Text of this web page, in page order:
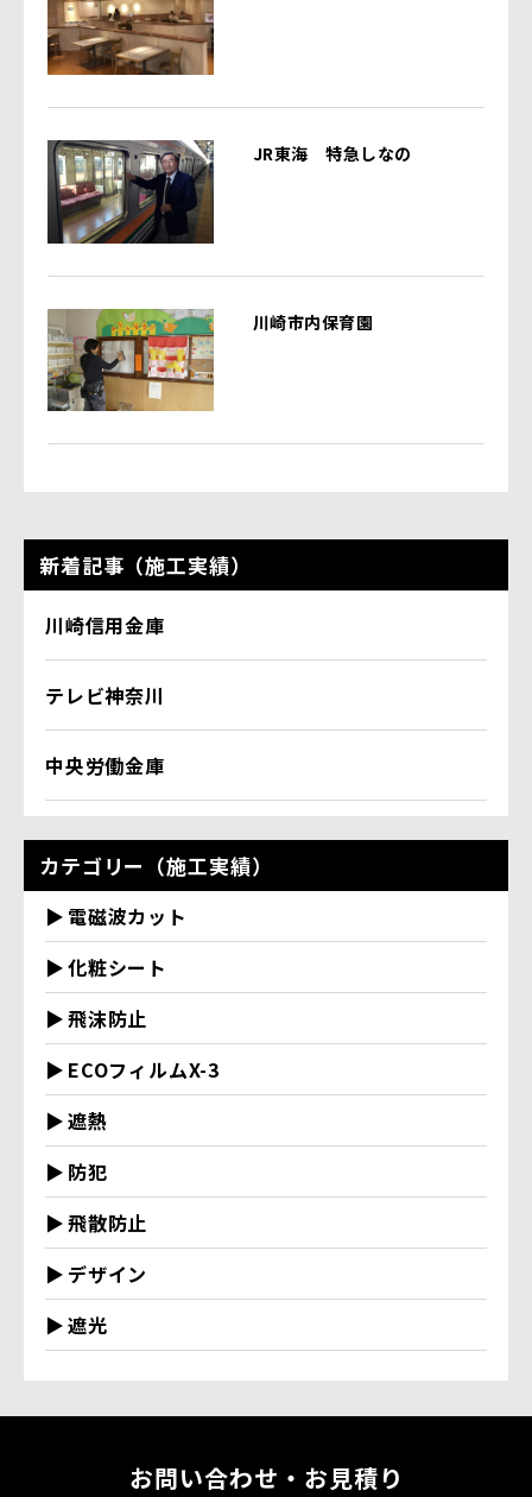
JR東海 特急しなの
川崎市内保育園
新着記事（施工実績）
川崎信用金庫
テレビ神奈川
中央労働金庫
カテゴリー（施工実績）
電磁波カット
化粧シート
飛沫防止
ECOフィルムX-3
遮熱
防犯
飛散防止
デザイン
遮光
お問い合わせ・お見積り